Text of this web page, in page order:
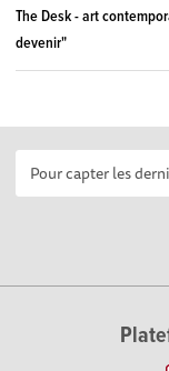
The Desk - art
devenir"